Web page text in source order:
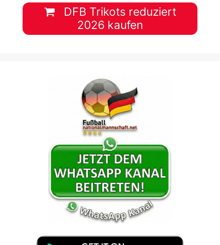
DFB Trikots reduziert
2026 kaufen